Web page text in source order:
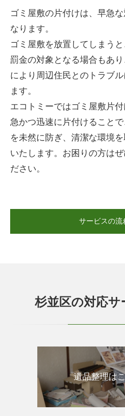
ゴミ屋敷の片付けは、早急
なります。
ゴミ屋敷を放置してしまう
罰金の対象となる場合もあ
により周辺住民とのトラブ
ます。
エコトミーではゴミ屋敷片
急かつ迅速に片付けること
を未然に防ぎ、清潔な環境
いたします。お困りの方は
ださい。
サービスの流
杉並区の対応サ
遺品整理は